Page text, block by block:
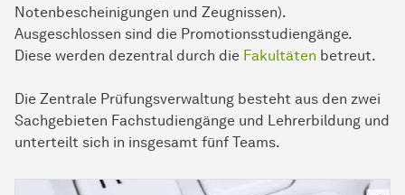
Notenbescheinigungen und Zeugnissen).
Ausgeschlossen sind die Promotionsstudiengänge.
Diese werden dezentral durch die Fakultäten betreut.
Die Zentrale Prüfungsverwaltung besteht aus den zwei
Sachgebieten Fachstudiengänge und Lehrerbildung und
unterteilt sich in insgesamt fünf Teams.